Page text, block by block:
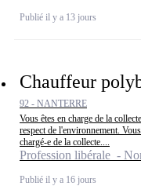
Publié il y a 13 jours
Chauffeur
92 - NANTERRE
Vous êtes en charge de la
respect de l'environnement.
chargé-e de la collecte....
Profession libérale -
Publié il y a 16 jours